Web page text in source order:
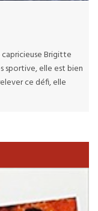
Brigitte
sportive, elle est bien
ce défi, elle